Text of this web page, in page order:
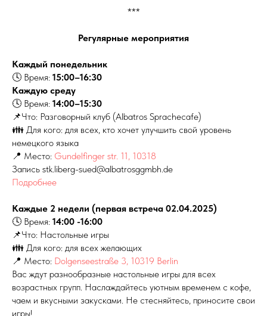
***
Регулярные мероприятия
Каждый понедельник
🕓 Время: 15:00–16:30
Каждую среду
🕓 Время: 14:00–15:30
📌Что: Разговорный клуб (Albatros Sprachecafe)
👪 Для кого: для всех, кто хочет улучшить свой уровень
немецкого языка
📍 Место: Gundelfinger str. 11, 10318
Запись stk.liberg-sued@albatrosggmbh.de
Подробнее
Каждые 2 недели (первая встреча 02.04.2025)
🕓 Время: 14:00 -16:00
📌Что: Настольные игры
👪 Для кого: для всех желающих
📍 Место: Dolgenseestraße 3, 10319 Berlin
Вас ждут разнообразные настольные игры для всех
возрастных групп. Наслаждайтесь уютным временем с кофе,
чаем и вкусными закусками. Не стесняйтесь, приносите свои
игры!